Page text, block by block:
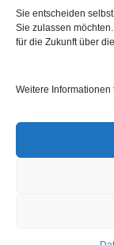
Sie entscheiden
Sie zulassen
für die Zukunft über die
Weitere
© 2026